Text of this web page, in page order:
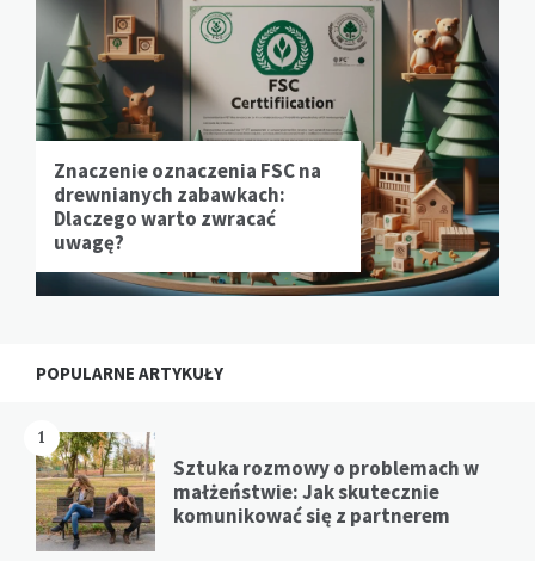
Znaczenie oznaczenia FSC na
drewnianych zabawkach:
Dlaczego warto zwracać
uwagę?
POPULARNE ARTYKUŁY
1
Sztuka rozmowy o problemach w
małżeństwie: Jak skutecznie
komunikować się z partnerem